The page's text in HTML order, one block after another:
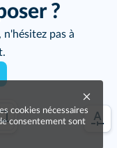
?
pas à
cookies nécessaires
consentement sont